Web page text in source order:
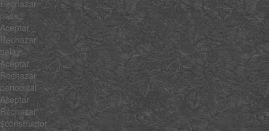
Rechazar
pass
Aceptar
Rechazar
delay
Aceptar
Rechazar
periodical
Aceptar
Rechazar
$constructor